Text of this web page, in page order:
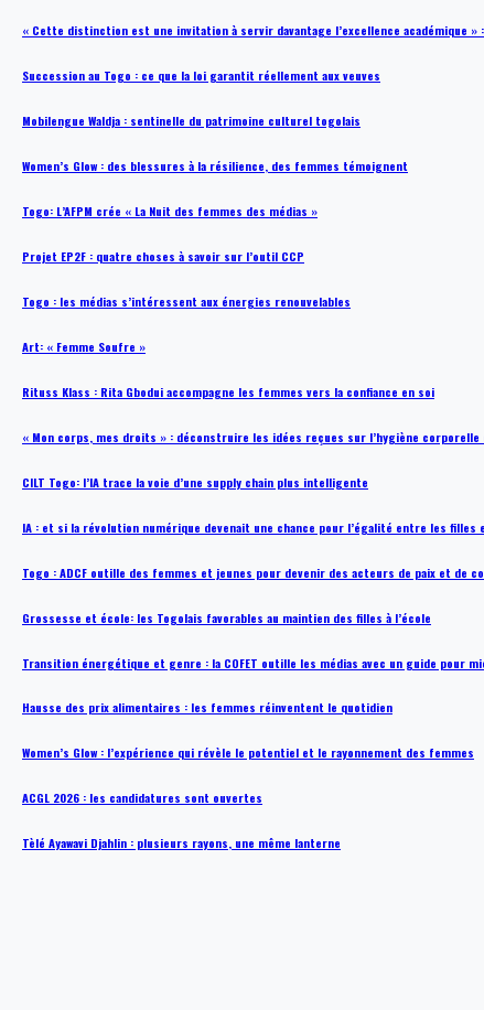
« Cette distinction est une invitation à servir davantage l’excellence académique »
Succession au Togo : ce que la loi garantit réellement aux veuves
Mobilengue Waldja : sentinelle du patrimoine culturel togolais
Women’s Glow : des blessures à la résilience, des femmes témoignent
Togo: L’AFPM crée « La Nuit des femmes des médias »
Projet EP2F : quatre choses à savoir sur l’outil CCP
Togo : les médias s’intéressent aux énergies renouvelables
Art: « Femme Soufre »
Rituss Klass : Rita Gbodui accompagne les femmes vers la confiance en soi
« Mon corps, mes droits » : déconstruire les idées reçues sur l’hygiène corporelle
CILT Togo: l’IA trace la voie d’une supply chain plus intelligente
IA : et si la révolution numérique devenait une chance pour l’égalité entre les filles
Togo : ADCF outille des femmes et jeunes pour devenir des acteurs de paix et de
Grossesse et école: les Togolais favorables au maintien des filles à l’école
Transition énergétique et genre : la COFET outille les médias avec un guide pour
Hausse des prix alimentaires : les femmes réinventent le quotidien
Women’s Glow : l’expérience qui révèle le potentiel et le rayonnement des femmes
ACGL 2026 : les candidatures sont ouvertes
Tèlé Ayawavi Djahlin : plusieurs rayons, une même lanterne